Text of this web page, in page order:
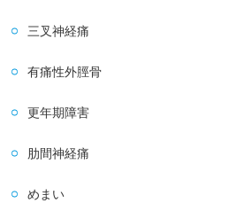
三叉神経痛
有痛性外脛骨
更年期障害
肋間神経痛
めまい